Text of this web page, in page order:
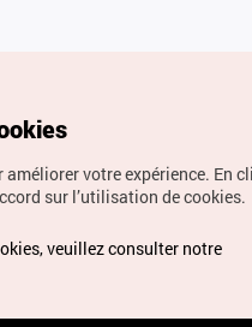
Tourisme en Corée.
de renseignements,
votre expérience. En
sur l’utilisation de cookies.
veuillez consulter notre